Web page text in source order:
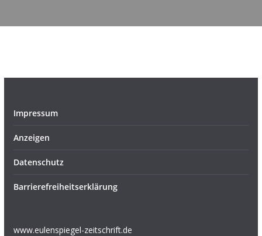
Impressum
Anzeigen
Datenschutz
Barrierefreiheitserklärung
www.eulenspiegel-zeitschrift.de